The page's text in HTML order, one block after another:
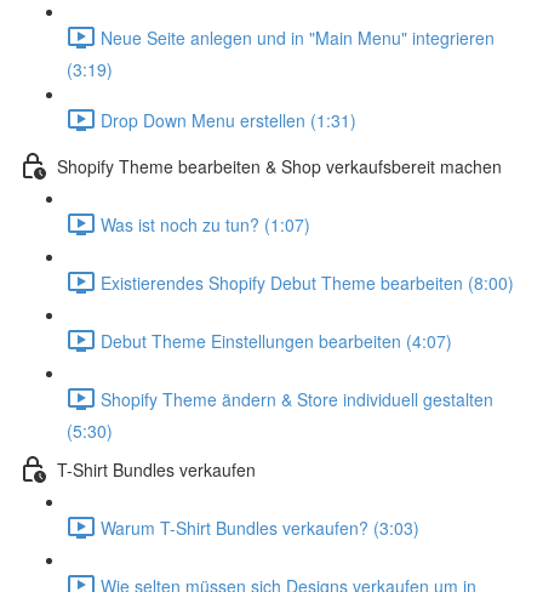
Neue Seite anlegen und in "Main Menu" integrieren
(3:19)
Drop Down Menu erstellen (1:31)
Shopify Theme bearbeiten & Shop verkaufsbereit machen
Was ist noch zu tun? (1:07)
Existierendes Shopify Debut Theme bearbeiten (8:00)
Debut Theme Einstellungen bearbeiten (4:07)
Shopify Theme ändern & Store individuell gestalten
(5:30)
T-Shirt Bundles verkaufen
Warum T-Shirt Bundles verkaufen? (3:03)
Wie selten müssen sich Designs verkaufen um in